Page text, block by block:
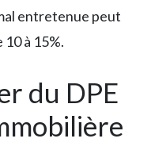
entretenue peut
à 15%.
du DPE